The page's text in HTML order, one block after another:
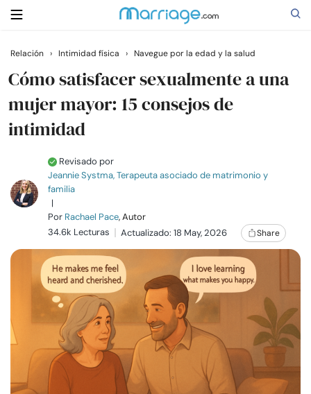
Buscar
Casarse
Relaciones
Familia
Ayuda
Cursos
Recursos
Comunidad
Relación › Intimidad física › Navegue por la edad y la salud
Cómo satisfacer sexualmente a una
mujer mayor: 15 consejos de
intimidad
Revisado por
Jeannie Systma, Terapeuta asociado de matrimonio y
familia
|
Por Rachael Pace, Autor
34.6k Lecturas
Actualizado: 18 May, 2026 Share